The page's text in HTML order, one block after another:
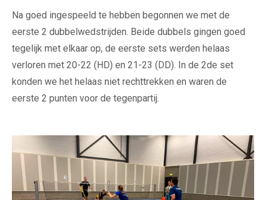
Na goed ingespeeld te hebben begonnen we met de
eerste 2 dubbelwedstrijden. Beide dubbels gingen goed
tegelijk met elkaar op, de eerste sets werden helaas
verloren met 20-22 (HD) en 21-23 (DD). In de 2de set
konden we het helaas niet rechttrekken en waren de
eerste 2 punten voor de tegenpartij.